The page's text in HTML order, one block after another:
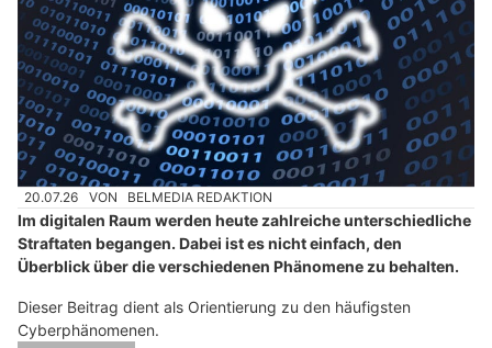
20.07.26 VON BELMEDIA REDAKTION
Im digitalen Raum werden heute zahlreiche unterschiedliche
Straftaten begangen. Dabei ist es nicht einfach, den
Überblick über die verschiedenen Phänomene zu behalten.
Dieser Beitrag dient als Orientierung zu den häufigsten
Cyberphänomenen.